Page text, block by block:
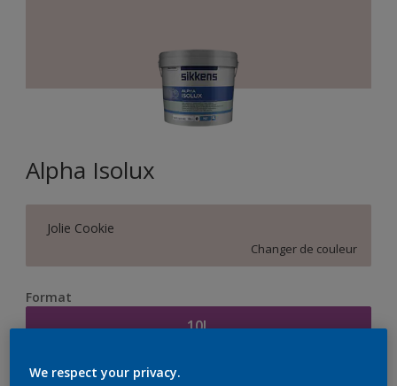
Alpha Isolux
Jolie Cookie
Changer de couleur
Format
10L
Quantité Calculateur de peinture
We respect your privacy.